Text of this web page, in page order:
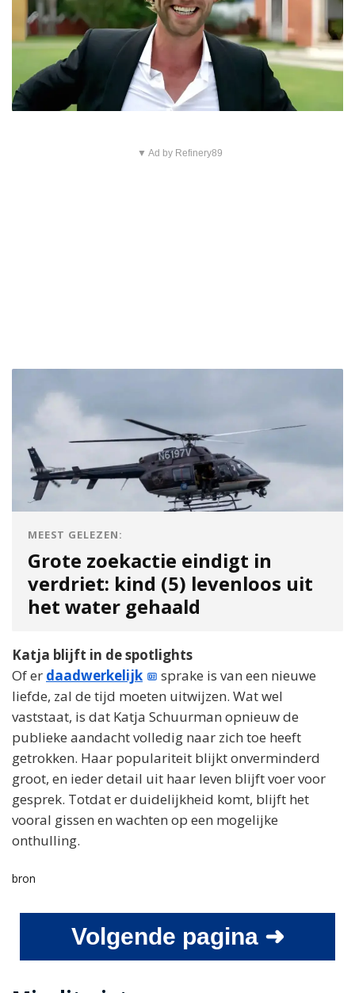
▼ Ad by Refinery89
MEEST GELEZEN:
Grote zoekactie eindigt in
verdriet: kind (5) levenloos uit
het water gehaald
Katja blijft in de spotlights
Of er daadwerkelijk
sprake is van een nieuwe
liefde, zal de tijd moeten uitwijzen. Wat wel
vaststaat, is dat Katja Schuurman opnieuw de
publieke aandacht volledig naar zich toe heeft
getrokken. Haar populariteit blijkt onverminderd
groot, en ieder detail uit haar leven blijft voer voor
gesprek. Totdat er duidelijkheid komt, blijft het
vooral gissen en wachten op een mogelijke
onthulling.
bron
Volgende pagina ➜